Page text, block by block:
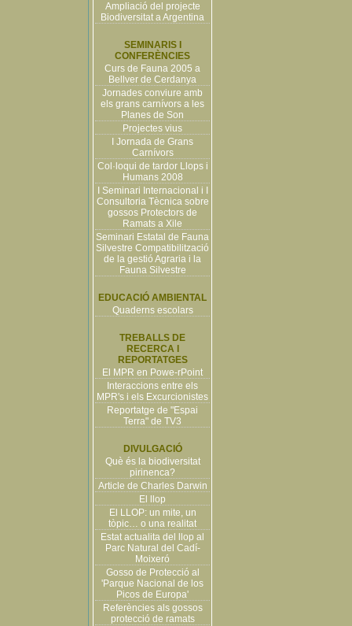
Ampliació del projecte
Biodiversitat a Argentina
SEMINARIS I
CONFERÈNCIES
Curs de Fauna 2005 a
Bellver de Cerdanya
Jornades conviure amb
els grans carnívors a les
Planes de Son
Projectes vius
I Jornada de Grans
Carnívors
Col·loqui de tardor Llops i
Humans 2008
I Seminari Internacional i I
Consultoria Tècnica sobre
gossos Protectors de
Ramats a Xile
Seminari Estatal de Fauna
Silvestre Compatibilització
de la gestió Agraria i la
Fauna Silvestre
EDUCACIÓ AMBIENTAL
Quaderns escolars
TREBALLS DE
RECERCA I
REPORTATGES
El MPR en Powe-rPoint
Interaccions entre els
MPR's i els Excurcionistes
Reportatge de "Espai
Terra" de TV3
DIVULGACIÓ
Què és la biodiversitat
pirinenca?
Article de Charles Darwin
El llop
El LLOP: un mite, un
tòpic… o una realitat
Estat actualita del llop al
Parc Natural del Cadí-
Moixeró
Gosso de Protecció al
'Parque Nacional de los
Picos de Europa'
Referències als gossos
protecció de ramats